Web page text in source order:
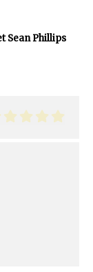
Sean Phillips